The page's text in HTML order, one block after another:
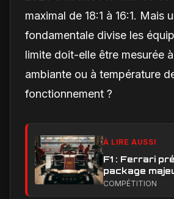
maximal de 18:1 à 16:1. Mais
fondamentale divise les
limite doit-elle être mesurée
ambiante ou à température
fonctionnement ?
À LIRE AUSSI
F1 : Ferrari
package
Barcelone, un
COMPÉTITION